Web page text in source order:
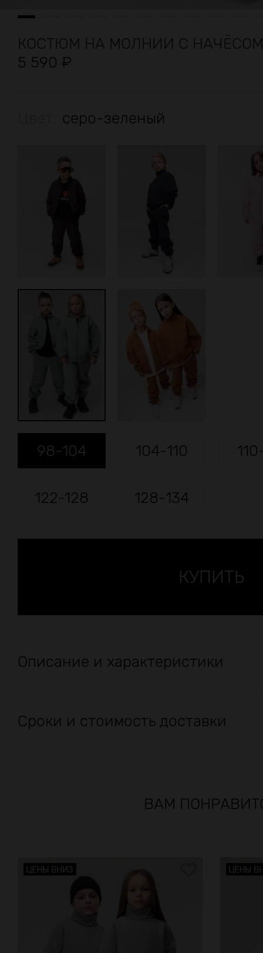
КОСТЮМ НА МОЛНИИ С НАЧЁСОМ
5 590 ₽
серо-зеленый
98-104 104-110
122-128 128-134
Описание и характеристики
Сроки и стоимость доставки
ВАМ